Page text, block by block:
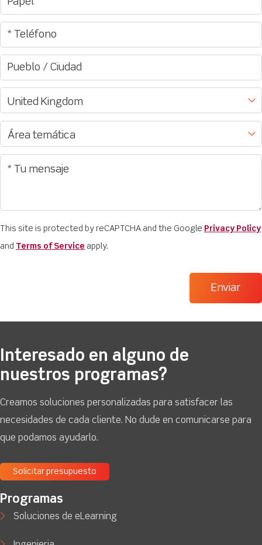
This site is protected by reCAPTCHA and the Google Privacy Policy
and Terms of Service apply.
Interesado en alguno de
nuestros programas?
Creamos soluciones personalizadas para satisfacer las
necesidades de cada cliente. No dude en comunicarse para
que podamos ayudarlo.
Solicitar presupuesto
Programas
Soluciones de eLearning